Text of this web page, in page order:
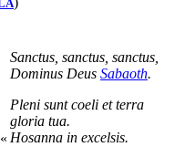
LA
«
Sanctus, sanctus, sanctus,
Dominus Deus Sabaoth.
Pleni sunt coeli et terra
gloria tua.
Hosanna in excelsis.